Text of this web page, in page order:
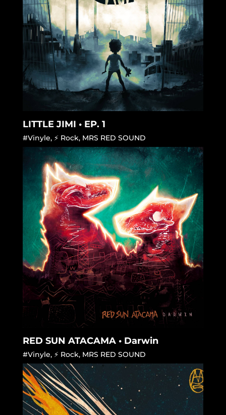
LITTLE JIMI • EP. 1
#Vinyle, ⚡ Rock, MRS RED SOUND
RED SUN ATACAMA • Darwin
#Vinyle, ⚡ Rock, MRS RED SOUND